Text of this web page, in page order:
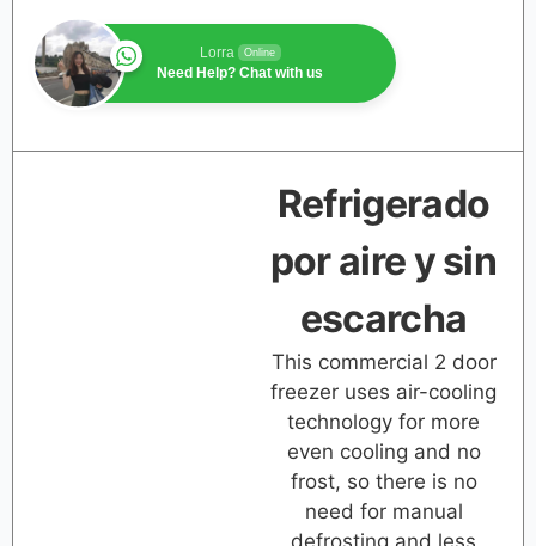
Lorra Online
Need Help? Chat with us
Refrigerado
por aire y sin
escarcha
This commercial 2 door
freezer uses air-cooling
technology for more
even cooling and no
frost, so there is no
need for manual